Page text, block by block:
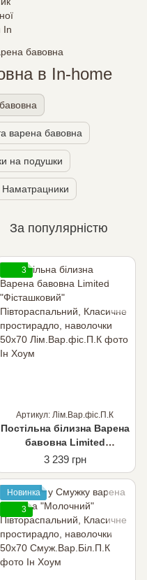
бавовна
в In-home
варена бавовна
на подушки
Наматрацники
За популярністю
3
Артикул: Лім.Вар.фіс.П.К
Постільна білизна Варена
бавовна Limited
"Фісташковий"
Півтораспальний,
Класичне простирадло,
наволочки 50х70
3 239 грн
Новинка
3